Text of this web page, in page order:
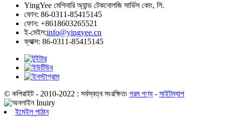
YingYee মেশিনারি অ্যান্ড টেকনোলজি সার্ভিস কোং, লি.
ফোন: 86-0311-85415145
ফোন: +8618603265521
ই-মেইল:info@yingyee.cn
ফ্যাক্স: 86-0311-85415145
© কপিরাইট - 2010-2022 : সর্বস্বত্ব সংরক্ষিত৷ গরম পণ্য - সাইটম্যাপ
ইমেইল পাঠান